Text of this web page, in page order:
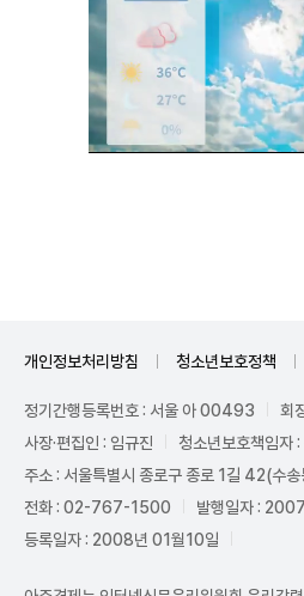
개인정보처리방침 청소년보호정책
정기간행등록번호 : 서울 아 00493
회
사장·편집인 : 임규진
청소년보호책임자 :
주소 : 서울특별시 종로구 종로 1길 42(수
전화 : 02-767-1500
발행일자 :
등록일자 : 2008년 01월10일